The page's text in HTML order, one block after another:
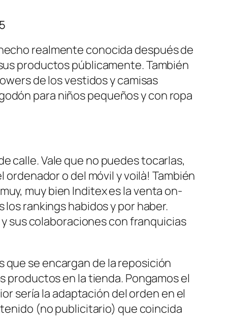
realmente conocida después de
productos públicamente. También
de los vestidos y camisas
para niños pequeños y con ropa
calle. Vale que no puedes tocarlas,
o del móvil y voilà! También
muy bien Inditex es la venta on-
rankings habidos y por haber.
y sus colaboraciones con franquicias
se encargan de la reposición
productos en la tienda. Pongamos el
sería la adaptación del orden en el
(no publicitario) que coincida